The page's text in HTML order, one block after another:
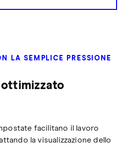
LA SEMPLICE PRESSIONE
facilitano il lavoro
la visualizzazione dello